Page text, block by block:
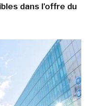
dans l'offre du